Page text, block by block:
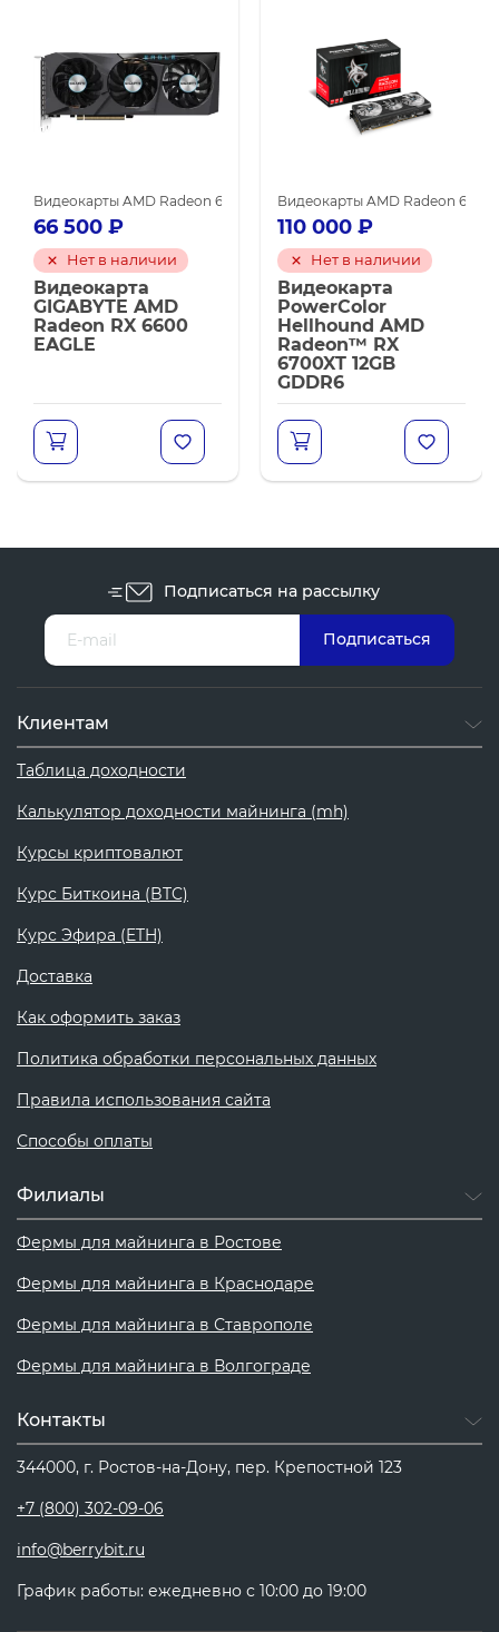
Видеокарты GIGABYTE
64 Видеокарты AMD для майнинга Видеокарты GIGABYTE
Видеокарты AMD Radeon 6600 Видеокарты AMD для майнинга
66 500 ₽
Нет в наличии
Видеокарта
GIGABYTE AMD
Radeon RX 6600
EAGLE
Видеокарты AMD Radeon 6700
110 000 ₽
Нет в наличии
Видеокарта
PowerColor
Hellhound AMD
Radeon™ RX
6700XT 12GB
GDDR6
Подписаться на рассылку
Клиентам
Таблица доходности
Калькулятор доходности майнинга (mh)
Курсы криптовалют
Курс Биткоина (BTC)
Курс Эфира (ETH)
Доставка
Как оформить заказ
Политика обработки персональных данных
Правила использования сайта
Способы оплаты
Филиалы
Фермы для майнинга в Ростове
Фермы для майнинга в Краснодаре
Фермы для майнинга в Ставрополе
Фермы для майнинга в Волгограде
Контакты
344000, г. Ростов-на-Дону, пер. Крепостной 123
+7 (800) 302-09-06
info@berrybit.ru
График работы: ежедневно с 10:00 до 19:00